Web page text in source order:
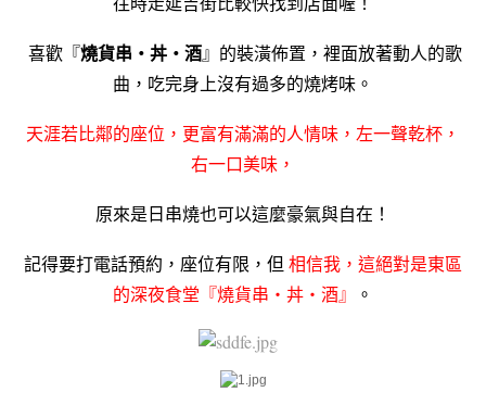
往時走延吉街比較快找到店面喔！
喜歡『燒貨串・丼・酒』的裝潢佈置，裡面放著動人的歌
曲，吃完身上沒有過多的燒烤味。
天涯若比鄰的座位，更富有滿滿的人情味，左一聲乾杯，
右一口美味，
原來是日串燒也可以這麼豪氣與自在！
記得要打電話預約，座位有限，但 相信我，這絕對是東區
的深夜食堂『燒貨串・丼・酒』
。